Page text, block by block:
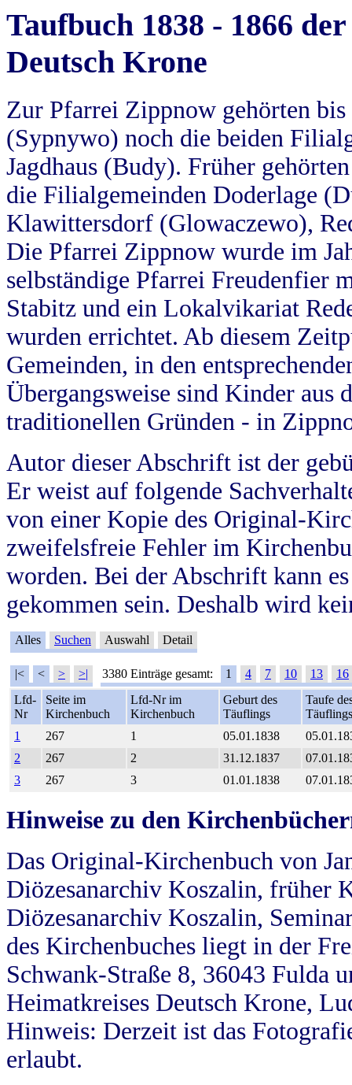
Taufbuch 1838 - 1866
Deutsch Krone
Zur Pfarrei Zippnow gehörten
(Sypnywo) noch die beiden
Jagdhaus (Budy). Früher
die Filialgemeinden Doderlage
Klawittersdorf (Glowaczewo),
Die Pfarrei Zippnow wurde im
selbständige Pfarrei Freudenfier
Stabitz und ein Lokalvikariat
wurden errichtet. Ab diesem
Gemeinden, in den
Übergangsweise sind Kinder aus
traditionellen Gründen - in
Autor dieser Abschrift ist der
Er weist auf folgende
von einer Kopie des Original-
zweifelsfreie Fehler im
worden. Bei der Abschrift kann
gekommen sein. Deshalb wird
Alles Suchen Auswahl Detail
|< < > >| 3380 Einträge gesamt: 1 4 7 10 13
16
Lfd-
Nr
Seite im
Kirchenbuch
Lfd-Nr im
Kirchenbuch
Geburt des
Täuflings
Taufe
Täuflings
1
267 1 05.01.1838
2
267 2 31.12.1837
3
267 3 01.01.1838
Hinweise zu den
Das Original-Kirchenbuch von
Diözesanarchiv Koszalin, früher
Diözesanarchiv Koszalin,
des Kirchenbuches liegt in der
Schwank-Straße 8, 36043 Fulda
Heimatkreises Deutsch Krone,
Hinweis: Derzeit ist das
erlaubt.